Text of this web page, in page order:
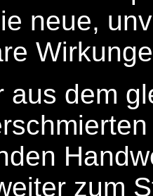
neue,
aus dem
zum